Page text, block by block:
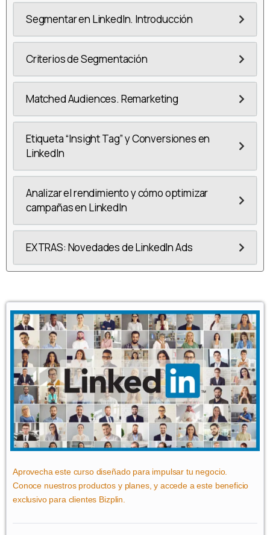
Segmentar en LinkedIn. Introducción
Criterios de Segmentación
Matched Audiences. Remarketing
Etiqueta “Insight Tag” y Conversiones en
LinkedIn
Analizar el rendimiento y cómo optimizar
campañas en LinkedIn
EXTRAS: Novedades de LinkedIn Ads
Aprovecha este curso diseñado para impulsar tu negocio.
Conoce nuestros productos y planes, y accede a este beneficio
exclusivo para clientes Bizplin.